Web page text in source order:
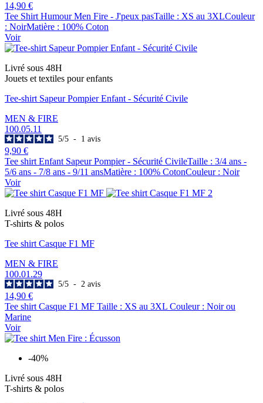
14,90 €
Tee Shirt Humour Men Fire - J'peux pasTaille : XS au 3XLCouleur
: NoirMatière : 100% Coton
Voir
Livré sous 48H
Jouets et textiles pour enfants
Tee-shirt Sapeur Pompier Enfant - Sécurité Civile
MEN & FIRE
100.05.11
5/5 - 1 avis
9,90 €
Tee shirt Enfant Sapeur Pompier - Sécurité CivileTaille : 3/4 ans -
5/6 ans - 7/8 ans - 9/11 ansMatière : 100% CotonCouleur : Noir
Voir
Livré sous 48H
T-shirts & polos
Tee shirt Casque F1 MF
MEN & FIRE
100.01.29
5/5 - 2 avis
14,90 €
Tee shirt Casque F1 MF Taille : XS au 3XL Couleur : Noir ou
Marine
Voir
-40%
Livré sous 48H
T-shirts & polos